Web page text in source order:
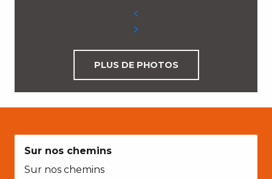
PLUS DE PHOTOS
Sur nos chemins
Sur nos chemins